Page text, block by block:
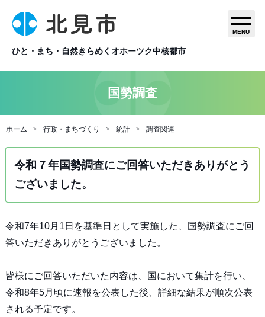
ひと・まち・自然きらめくオホーツク中核都市
MENU
国勢調査
ホーム 行政・まちづくり 統計 調査関連
令和７年国勢調査にご回答いただきありがとう
ございました。
令和7年10月1日を基準日として実施した、国勢調査にご回
答いただきありがとうございました。
皆様にご回答いただいた内容は、国において集計を行い、
令和8年5月頃に速報を公表した後、詳細な結果が順次公表
される予定です。